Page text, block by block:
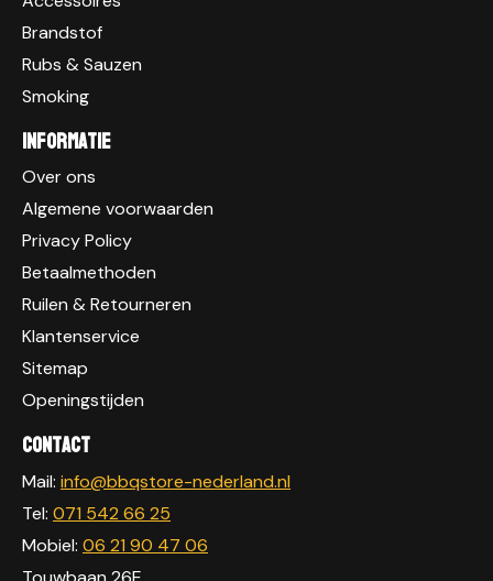
Brandstof
Rubs & Sauzen
Smoking
Informatie
Over ons
Algemene voorwaarden
Privacy Policy
Betaalmethoden
Ruilen & Retourneren
Klantenservice
Sitemap
Openingstijden
Contact
Mail: info@bbqstore-nederland.nl
Tel: 071 542 66 25
Mobiel: 06 21 90 47 06